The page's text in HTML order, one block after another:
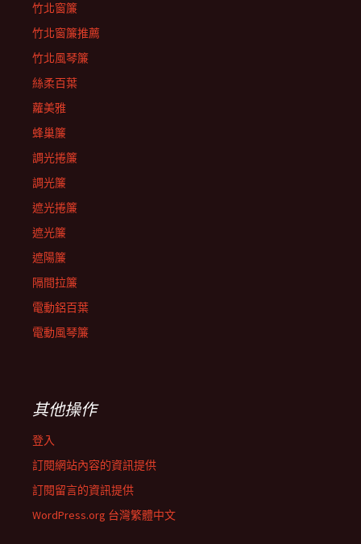
竹北窗簾
竹北窗簾推薦
竹北風琴簾
絲柔百葉
蘿美雅
蜂巢簾
調光捲簾
調光簾
遮光捲簾
遮光簾
遮陽簾
隔間拉簾
電動鋁百葉
電動風琴簾
其他操作
登入
訂閱網站內容的資訊提供
訂閱留言的資訊提供
WordPress.org 台灣繁體中文